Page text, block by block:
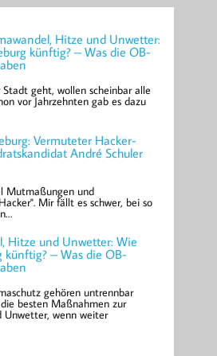
Hitze und Unwetter:
künftig? – Was die OB-
geht, wollen scheinbar alle
vor Jahrzehnten gab es dazu
Vermuteter Hacker-
André Schuler
Mutmaßungen und
Mir fällt es schwer, bei so
Hitze und Unwetter: Wie
künftig? – Was die OB-
gehören untrennbar
besten Maßnahmen zur
Unwetter, wenn weiter